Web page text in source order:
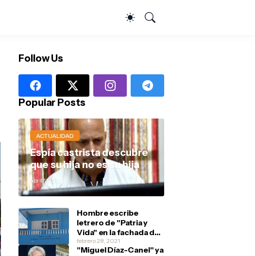
Follow Us
Popular Posts
ACTUALIDAD
Espía castrista descubre
que su hija no es su hija
abril 11, 2021
Hombre escribe
letrero de "Patria y
Vida" en la fachada de
su casa y debajo
escribe: "Si tienen, un
febrero 28, 2021
"Miguel Díaz-Canel" ya